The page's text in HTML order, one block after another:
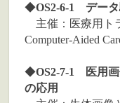
◆OS2-6-1 デー
主催：医療⽤ト
Computer-Aided
◆OS2-7-1 医用
の応用